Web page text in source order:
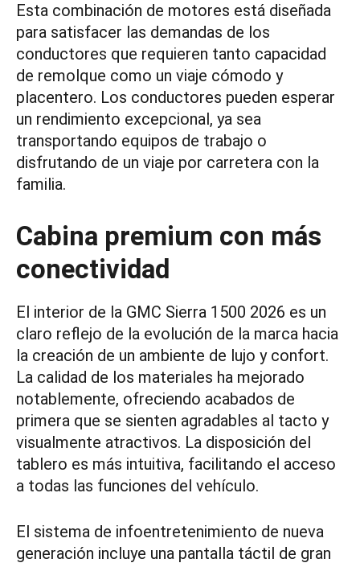
Esta combinación de motores está diseñada
para satisfacer las demandas de los
conductores que requieren tanto capacidad
de remolque como un viaje cómodo y
placentero. Los conductores pueden esperar
un rendimiento excepcional, ya sea
transportando equipos de trabajo o
disfrutando de un viaje por carretera con la
familia.
Cabina premium con más
conectividad
El interior de la GMC Sierra 1500 2026 es un
claro reflejo de la evolución de la marca hacia
la creación de un ambiente de lujo y confort.
La calidad de los materiales ha mejorado
notablemente, ofreciendo acabados de
primera que se sienten agradables al tacto y
visualmente atractivos. La disposición del
tablero es más intuitiva, facilitando el acceso
a todas las funciones del vehículo.
El sistema de infoentretenimiento de nueva
generación incluye una pantalla táctil de gran